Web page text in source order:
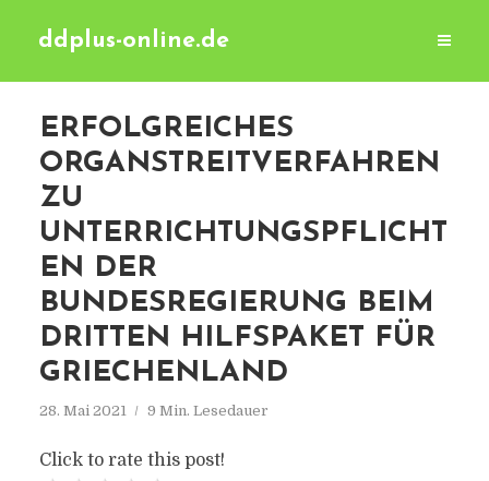
ddplus-online.de
ERFOLGREICHES
ORGANSTREITVERFAHREN
ZU
UNTERRICHTUNGSPFLICHT
EN DER
BUNDESREGIERUNG BEIM
DRITTEN HILFSPAKET FÜR
GRIECHENLAND
28. Mai 2021 9 Min. Lesedauer
Click to rate this post!